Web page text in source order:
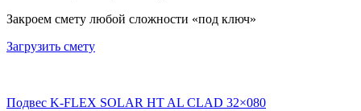
Закроем смету любой сложности «под ключ»
Загрузить смету
Подвес K-FLEX SOLAR HT AL CLAD 32×080